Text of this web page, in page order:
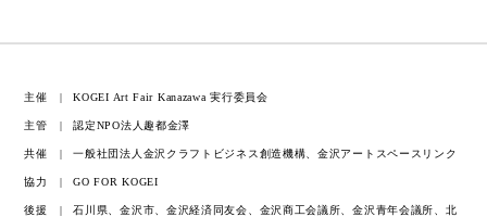
主催 KOGEI Art Fair Kanazawa 実行委員会
主管 認定NPO法人趣都金澤
共催 一般社団法人金沢クラフトビジネス創造機構、金沢アートスペースリンク
協力 GO FOR KOGEI
後援
石川県、金沢市、金沢経済同友会、金沢商工会議所、金沢青年会議所、北